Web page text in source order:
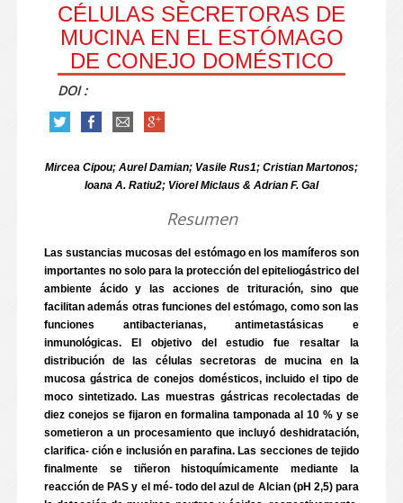
CÉLULAS SECRETORAS DE
MUCINA EN EL ESTÓMAGO
DE CONEJO DOMÉSTICO
DOI :
Mircea Cipou; Aurel Damian; Vasile Rus1; Cristian Martonos;
Ioana A. Ratiu2; Viorel Miclaus & Adrian F. Gal
Resumen
Las sustancias mucosas del estómago en los mamíferos son
importantes no solo para la protección del epiteliogástrico del
ambiente ácido y las acciones de trituración, sino que
facilitan además otras funciones del estómago, como son las
funciones antibacterianas, antimetastásicas e
inmunológicas. El objetivo del estudio fue resaltar la
distribución de las células secretoras de mucina en la
mucosa gástrica de conejos domésticos, incluido el tipo de
moco sintetizado. Las muestras gástricas recolectadas de
diez conejos se fijaron en formalina tamponada al 10 % y se
sometieron a un procesamiento que incluyó deshidratación,
clarifica- ción e inclusión en parafina. Las secciones de tejido
finalmente se tiñeron histoquímicamente mediante la
reacción de PAS y el mé- todo del azul de Alcian (pH 2,5) para